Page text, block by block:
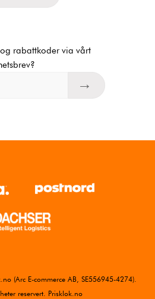
rabattkoder via vårt
(Arc E-commerce AB, SE556945-4274).
reservert. Prisklok.no